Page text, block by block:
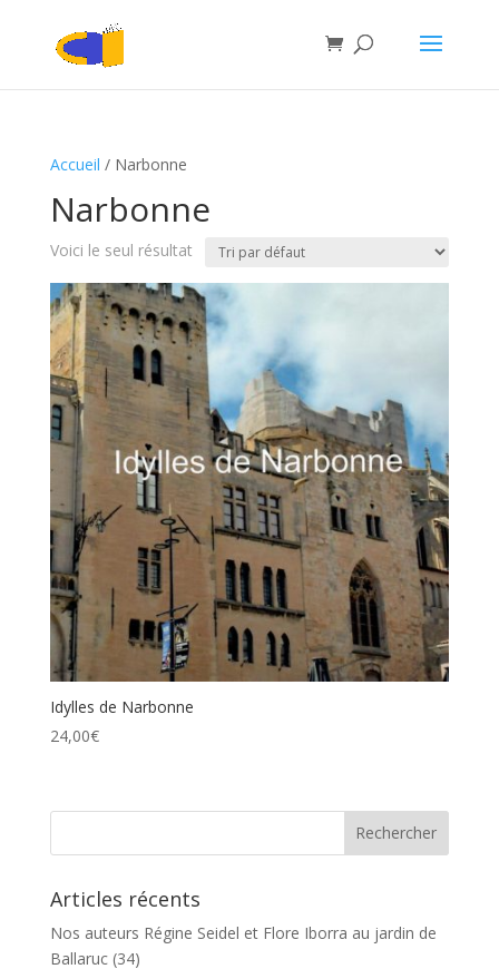
Accueil / Narbonne
Narbonne
Voici le seul résultat
Idylles de Narbonne
24,00€
Articles récents
Nos auteurs Régine Seidel et Flore Iborra au jardin de
Ballaruc (34)